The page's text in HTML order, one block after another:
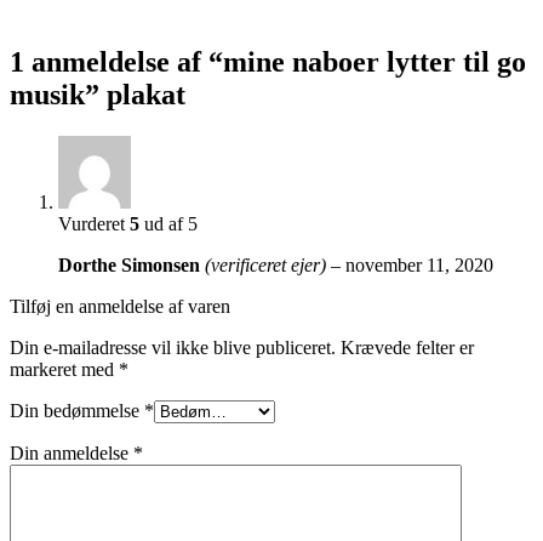
1 anmeldelse af “mine naboer lytter til go
musik” plakat
Vurderet 5 ud af 5
Dorthe Simonsen (verificeret ejer) – november 11, 2020
Tilføj en anmeldelse af varen
Din e-mailadresse vil ikke blive publiceret. Krævede felter er
markeret med *
Din bedømmelse *
Din anmeldelse *